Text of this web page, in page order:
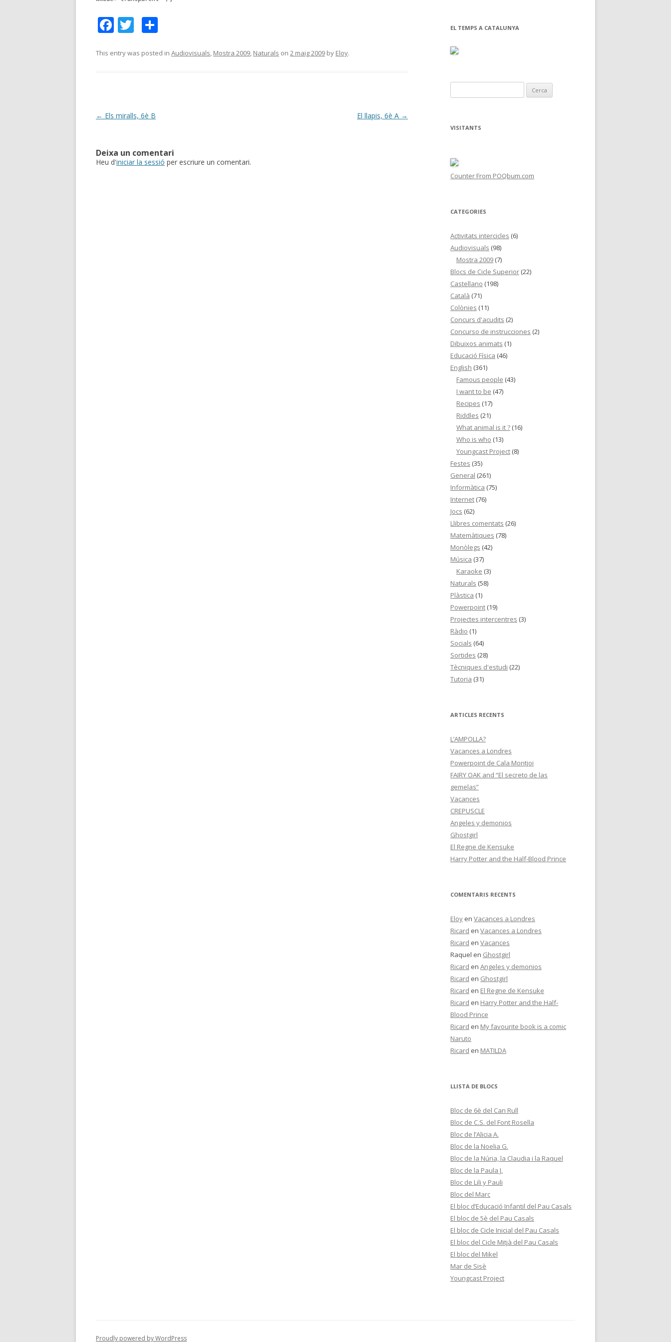
F
e
k
T
itt m
This entry was posted in Audiovisuals, Mostra 2009, Naturals on 2 maig 2009 by Eloy.
Post
← Els miralls, 6è B El llapis, 6è A →
Deixa un comentari
Heu d'iniciar la sessió per escriure un comentari.
EL TEMPS A CATALUNYA
e
c
VISITANTS
Counter From POQbum.com
CATEGORIES
Activitats intercicles (6)
Audiovisuals (98)
Mostra 2009 (7)
Blocs de Cicle Superior (22)
Castellano (198)
Català (71)
Colònies (11)
Concurs d'acudits (2)
Concurso de instrucciones (2)
Dibuixos animats (1)
Educació Física (46)
English (361)
Famous people (43)
I want to be (47)
Recipes (17)
Riddles (21)
What animal is it ? (16)
Who is who (13)
Youngcast Project (8)
Festes (35)
General (261)
Informàtica (75)
Internet (76)
Jocs (62)
Llibres comentats (26)
Matemàtiques (78)
Monòlegs (42)
Música (37)
Karaoke (3)
Naturals (58)
Plàstica (1)
Powerpoint (19)
Projectes intercentres (3)
Ràdio (1)
Socials (64)
Sortides (28)
Tècniques d'estudi (22)
Tutoria (31)
ARTICLES RECENTS
L’AMPOLLA?
Vacances a Londres
Powerpoint de Cala Montjoi
FAIRY OAK and “El secreto de las
gemelas”
Vacances
CREPUSCLE
Angeles y demonios
Ghostgirl
El Regne de Kensuke
Harry Potter and the Half-Blood Prince
COMENTARIS RECENTS
Eloy en Vacances a Londres
Ricard en Vacances a Londres
Ricard en Vacances
Raquel en Ghostgirl
Ricard en Angeles y demonios
Ricard en Ghostgirl
Ricard en El Regne de Kensuke
Ricard en Harry Potter and the Half-
Blood Prince
Ricard en My favourite book is a comic
Naruto
Ricard en MATILDA
LLISTA DE BLOCS
Bloc de 6è del Can Rull
Bloc de C.S. del Font Rosella
Bloc de l’Alicia A.
Bloc de la Noelia G.
Bloc de la Núria, la Claudia i la Raquel
Bloc de la Paula J.
Bloc de Lili y Pauli
Bloc del Marc
El bloc d’Educació Infantil del Pau Casals
El bloc de 5è del Pau Casals
El bloc de Cicle Inicial del Pau Casals
El bloc del Cicle Mitjà del Pau Casals
El bloc del Mikel
Mar de Sisè
Youngcast Project
Proudly powered by WordPress